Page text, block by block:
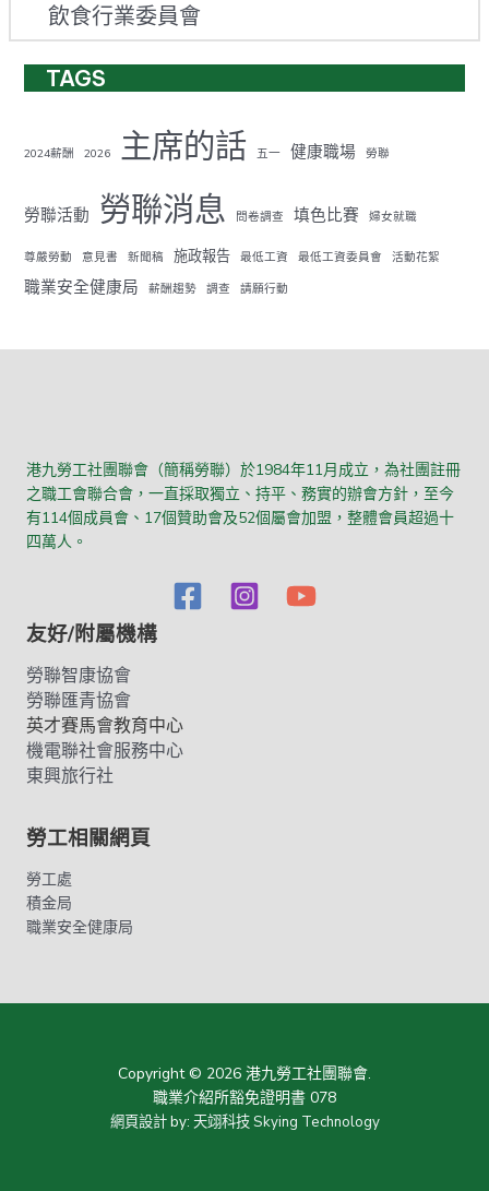
飲食行業委員會
TAGS
2024薪酬 2026 主席的話 五一 健康職場 勞聯
勞聯活動 勞聯消息 問卷調查 填色比賽 婦女就職
尊嚴勞動 意見書 新聞稿 施政報告 最低工資 最低工資委員會 活動花絮
職業安全健康局 薪酬趨勢 調查 請願行動
港九勞工社團聯會（簡稱勞聯）於1984年11月成立，為社團註冊
之職工會聯合會，一直採取獨立、持平、務實的辦會方針，至今
有114個成員會、17個贊助會及52個屬會加盟，整體會員超過十
四萬人。
友好/附屬機構
勞聯智康協會
勞聯匯青協會
英才賽馬會教育中心
機電聯社會服務中心
東興旅行社
勞工相關網頁
勞工處
積金局
職業安全健康局
Copyright © 2026 港九勞工社團聯會.
職業介紹所豁免證明書 078
網頁設計by: 天翊科技 Skying Technology